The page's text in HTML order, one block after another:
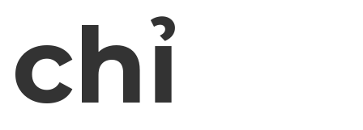
chỉ